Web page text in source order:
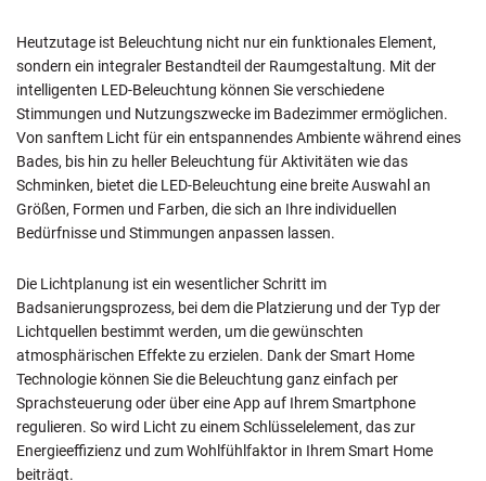
Heutzutage ist Beleuchtung nicht nur ein funktionales Element,
sondern ein integraler Bestandteil der Raumgestaltung. Mit der
intelligenten LED-Beleuchtung können Sie verschiedene
Stimmungen und Nutzungszwecke im Badezimmer ermöglichen.
Von sanftem Licht für ein entspannendes Ambiente während eines
Bades, bis hin zu heller Beleuchtung für Aktivitäten wie das
Schminken, bietet die LED-Beleuchtung eine breite Auswahl an
Größen, Formen und Farben, die sich an Ihre individuellen
Bedürfnisse und Stimmungen anpassen lassen.
Die Lichtplanung ist ein wesentlicher Schritt im
Badsanierungsprozess, bei dem die Platzierung und der Typ der
Lichtquellen bestimmt werden, um die gewünschten
atmosphärischen Effekte zu erzielen. Dank der Smart Home
Technologie können Sie die Beleuchtung ganz einfach per
Sprachsteuerung oder über eine App auf Ihrem Smartphone
regulieren. So wird Licht zu einem Schlüsselelement, das zur
Energieeffizienz und zum Wohlfühlfaktor in Ihrem Smart Home
beiträgt.